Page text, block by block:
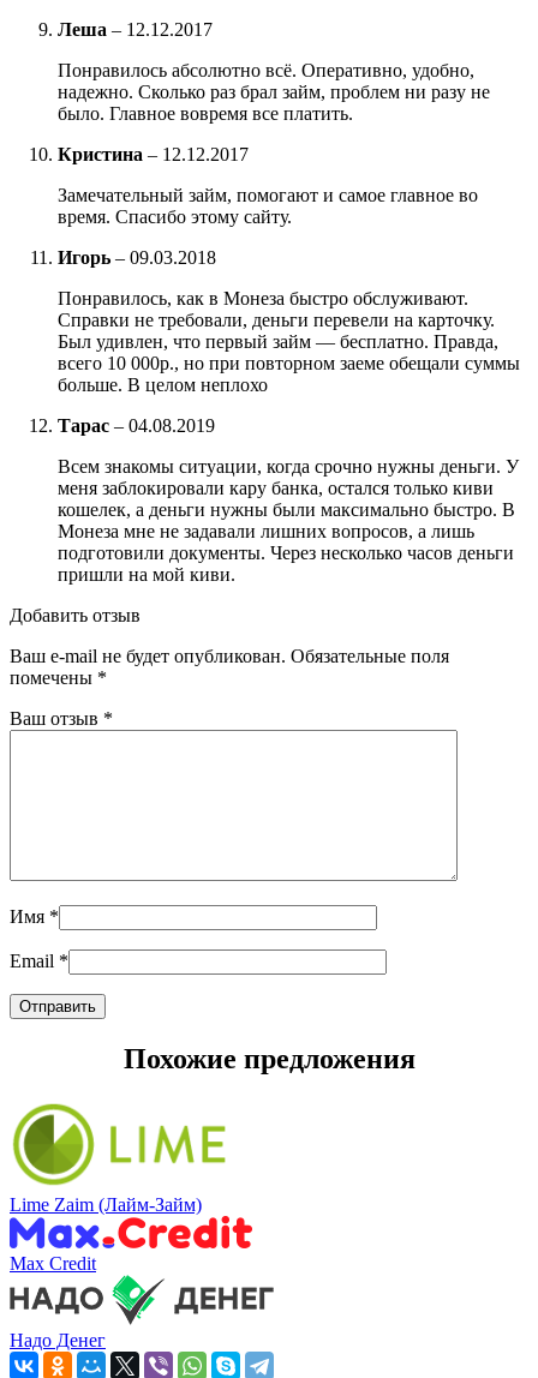
Леша – 12.12.2017
Понравилось абсолютно всё. Оперативно, удобно,
надежно. Сколько раз брал займ, проблем ни разу не
было. Главное вовремя все платить.
Кристина – 12.12.2017
Замечательный займ, помогают и самое главное во
время. Спасибо этому сайту.
Игорь – 09.03.2018
Понравилось, как в Монеза быстро обслуживают.
Справки не требовали, деньги перевели на карточку.
Был удивлен, что первый займ — бесплатно. Правда,
всего 10 000р., но при повторном заеме обещали суммы
больше. В целом неплохо
Тарас – 04.08.2019
Всем знакомы ситуации, когда срочно нужны деньги. У
меня заблокировали кару банка, остался только киви
кошелек, а деньги нужны были максимально быстро. В
Монеза мне не задавали лишних вопросов, а лишь
подготовили документы. Через несколько часов деньги
пришли на мой киви.
Добавить отзыв
Ваш e-mail не будет опубликован. Обязательные поля
помечены *
Ваш отзыв *
Имя *
Email *
Похожие предложения
Lime Zaim (Лайм-Займ)
Max Credit
Надо Денег